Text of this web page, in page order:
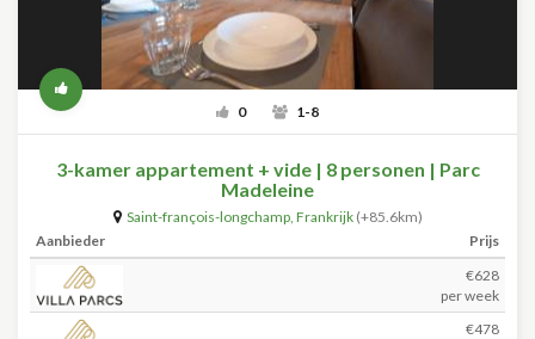
0 1-8
3-kamer appartement + vide | 8 personen | Parc
Madeleine
Saint-françois-longchamp, Frankrijk (+85.6km)
Aanbieder
Prijs
€628
per week
€478